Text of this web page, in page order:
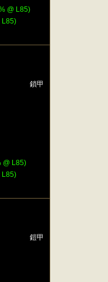
@ L85)
L85)
鎖甲
@ L85)
L85)
鎧甲